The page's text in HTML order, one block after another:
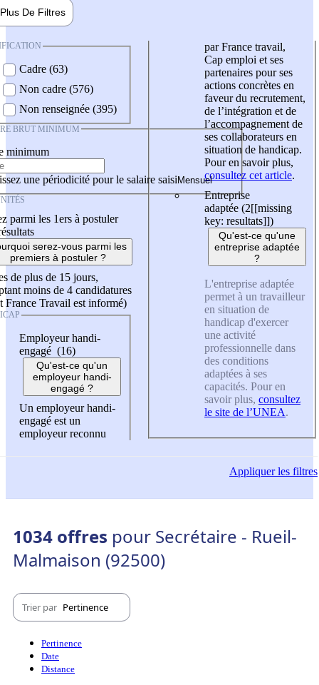
Plus De Filtres
Cadre (63)
Non cadre (576)
Non renseignée (395)
BRUT MINIMUM
minimum
une périodicité pour le salaire saisi
parmi les 1ers à postuler
serez-vous parmi les
premiers à postuler ?
de plus de 15 jours,
moins de 4 candidatures
France Travail est informé)
Employeur handi-
engagé (16)
Qu'est-ce qu'un
employeur handi-
engagé ?
Un employeur handi-
engagé est un
employeur reconnu
par France travail,
Cap emploi et ses
partenaires pour ses
actions concrètes en
faveur du recrutement,
de l’intégration et de
l’accompagnement de
ses collaborateurs en
situation de handicap.
Pour en savoir plus,
consultez cet article.
Entreprise
adaptée (2[[missing
key: resultats]])
Qu'est-ce qu'une
entreprise adaptée
?
L'entreprise adaptée
permet à un travailleur
en situation de
handicap d'exercer
une activité
professionnelle dans
des conditions
adaptées à ses
capacités. Pour en
savoir plus, consultez
le site de l’UNEA.
Appliquerles filtres
1034 offres pour Secrétaire - Rueil-
Malmaison (92500)
Trier par Pertinence
Pertinence
Date
Distance